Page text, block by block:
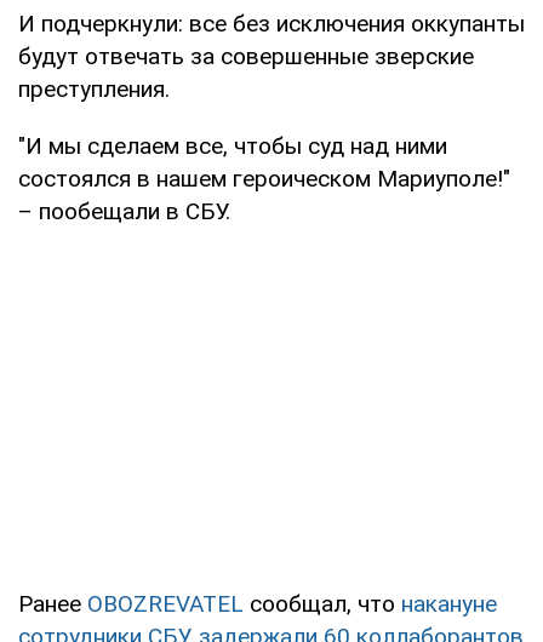
И подчеркнули: все без исключения оккупанты
будут отвечать за совершенные зверские
преступления.
"И мы сделаем все, чтобы суд над ними
состоялся в нашем героическом Мариуполе!"
– пообещали в СБУ.
Ранее OBOZREVATEL сообщал, что накануне
сотрудники СБУ задержали 60 коллаборантов